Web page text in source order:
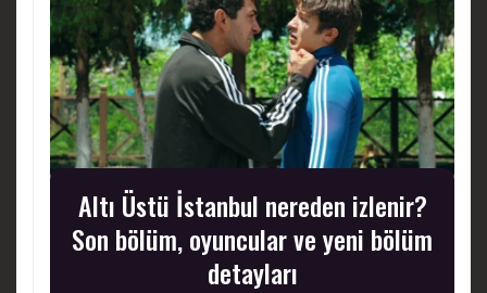
Altı Üstü İstanbul nereden izlenir?
Son bölüm, oyuncular ve yeni bölüm
detayları